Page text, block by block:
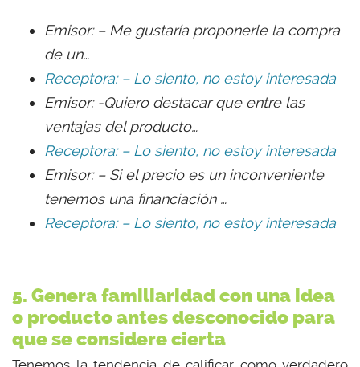
Emisor: – Me gustaría proponerle la compra
de un…
Receptora: – Lo siento, no estoy interesada
Emisor: -Quiero destacar que entre las
ventajas del producto…
Receptora: – Lo siento, no estoy interesada
Emisor: – Si el precio es un inconveniente
tenemos una financiación …
Receptora: – Lo siento, no estoy interesada
5. Genera familiaridad con una idea
o producto antes desconocido para
que se considere cierta